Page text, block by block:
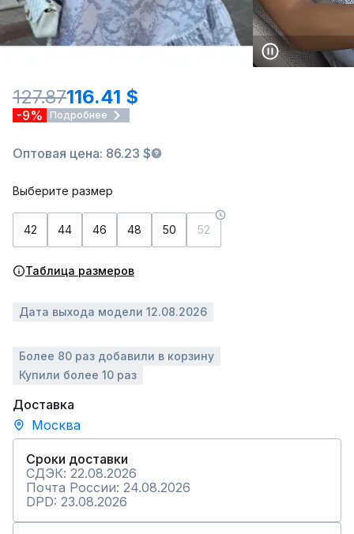
127.87116.41 $
-9% Подробнее
Оптовая цена: 86.23 $
Выберите размер
42 44 46 48 50 52
Таблица размеров
Дата выхода модели 12.08.2026
Более 80 раз добавили в корзину
Купили более 10 раз
Доставка
Москва
Сроки доставки
СДЭК: 22.08.2026
Почта России: 24.08.2026
DPD: 23.08.2026